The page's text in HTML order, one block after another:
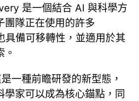
是一個結合 AI 與科學方
團隊正在使用的許多
備可移轉性，並適用於其
一種前瞻研發的新型態，
學家可以成為核心錨點，同